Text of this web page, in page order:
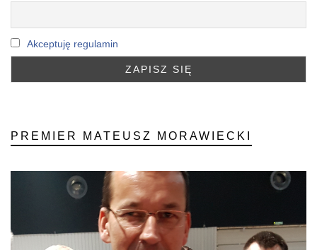
Akceptuję regulamin
PREMIER MATEUSZ MORAWIECKI